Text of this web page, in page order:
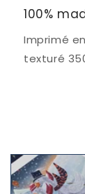
100%
Imprimé
texturé